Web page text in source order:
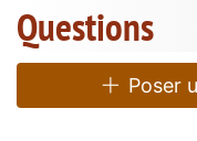
Questions
Poser